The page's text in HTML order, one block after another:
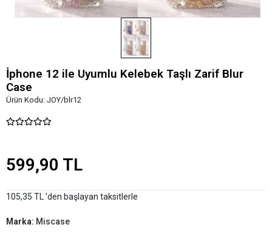
İphone 12 ile Uyumlu Kelebek Taşlı Zarif Blur
Case
Ürün Kodu: JOY/blr12
599,90 TL
105,35 TL 'den başlayan taksitlerle
Marka: Miscase